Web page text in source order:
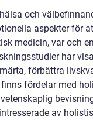
och
aspekter för
medicin, var och
har
förbättra
fördelar med
av